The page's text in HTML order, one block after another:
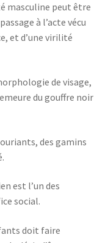
masculine peut être
à l’acte vécu
et d’une virilité
de visage,
du gouffre noir
des gamins
est l’un des
social.
doit faire